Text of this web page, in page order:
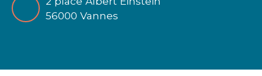
56000 Vannes